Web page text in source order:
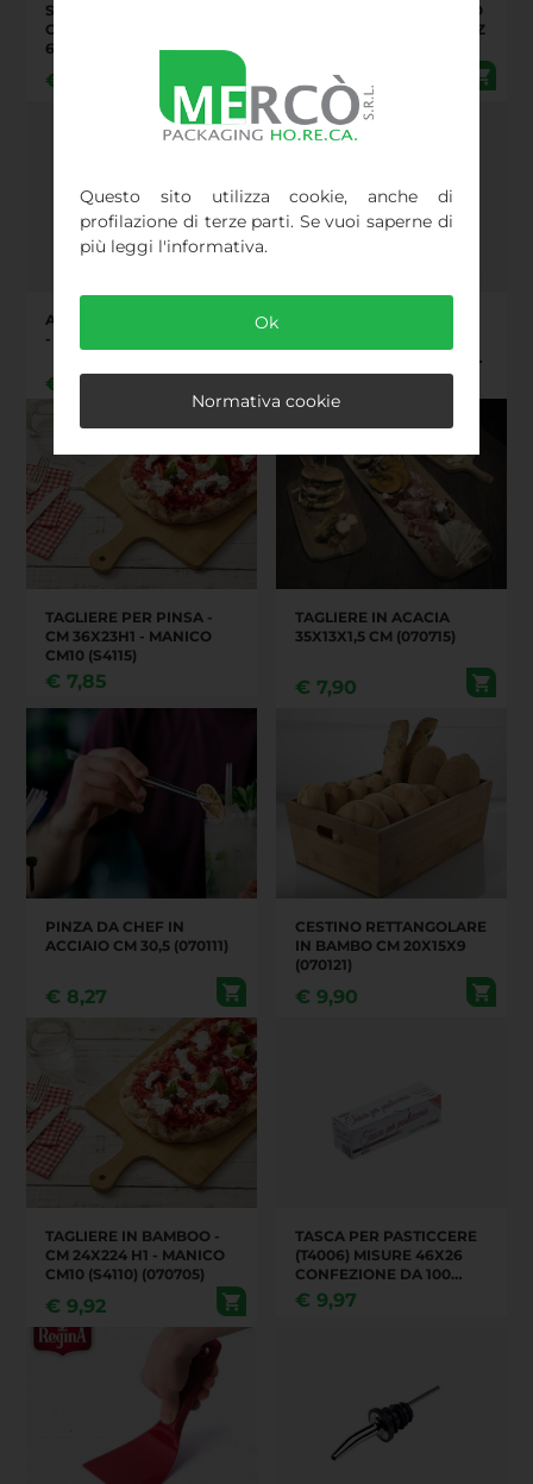
Questo sito utilizza cookie, anche di
profilazione di terze parti. Se vuoi saperne di
più leggi l'informativa.
Ok
Normativa cookie
SQUEEZE BOTTLE GIALLO
CON TAPPO - 680 ML - PZ
6 (070406)
€
SQUEEZE BOTTLE ROSSO
CON TAPPO - 680 ML - PZ
€ 6,57
AROMA PANETTONE 50 G
- 1.75 OZ
€
CM12 (S011)
TAGLIERE PER PINSA -
CM 36X23H1 - MANICO
CM10 (S4115)
€ 7,85
TAGLIERE IN ACACIA
35X13X1,5 CM (070715)
€ 7,90
PINZA DA CHEF IN
ACCIAIO CM 30,5 (070111)
€ 8,27
CESTINO RETTANGOLARE
IN BAMBO CM 20X15X9
(070121)
€ 9,90
TAGLIERE IN BAMBOO -
CM 24X224 H1 - MANICO
CM10 (S4110) (070705)
€ 9,92
TASCA PER PASTICCERE
(T4006) MISURE 46X26
CONFEZIONE DA 100
PEZZI (070306)
€ 9,97